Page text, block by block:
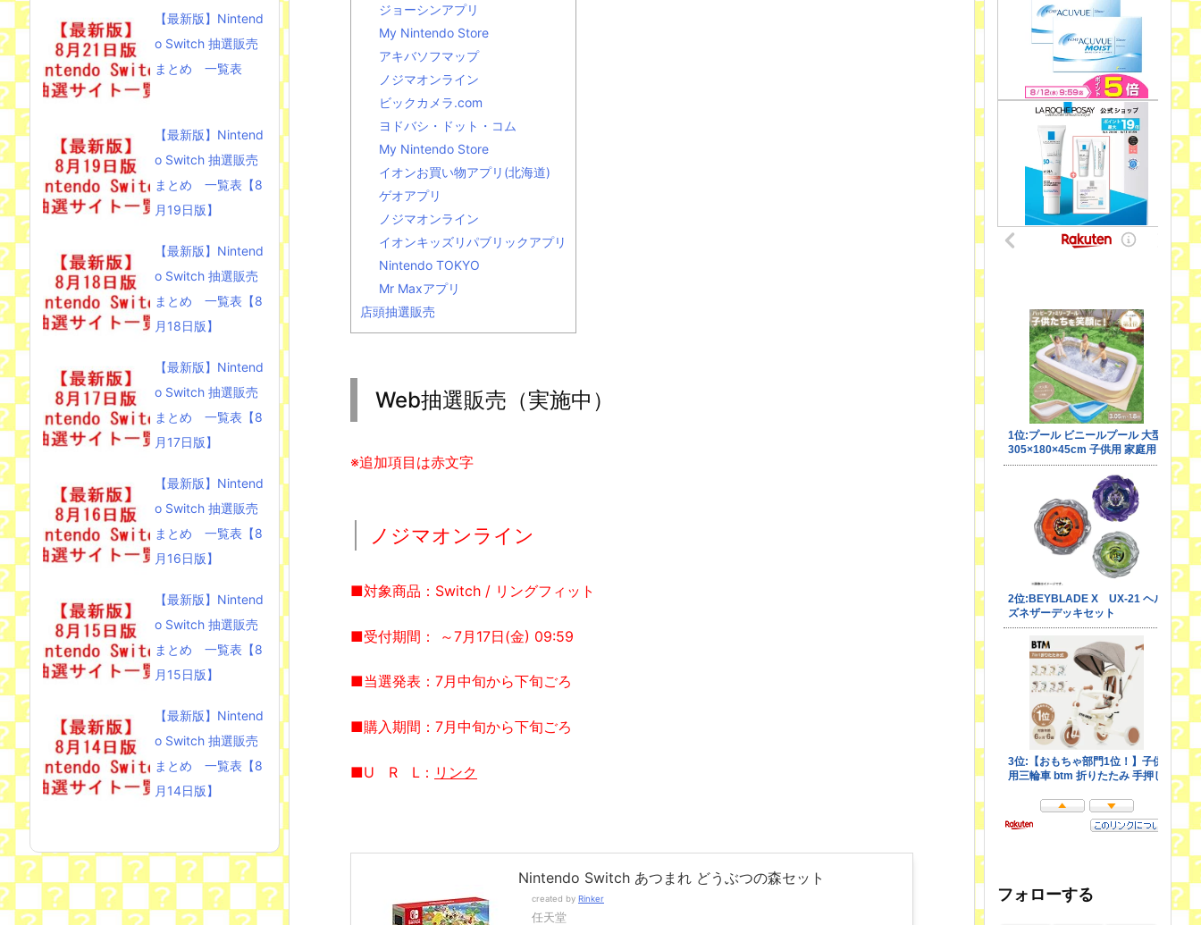
ジョーシンアプリ
My Nintendo Store
アキバソフマップ
ノジマオンライン
ビックカメラ.com
ヨドバシ・ドット・コム
My Nintendo Store
イオンお買い物アプリ(北海道)
ゲオアプリ
ノジマオンライン
イオンキッズリパブリックアプリ
Nintendo TOKYO
Mr Maxアプリ
店頭抽選販売
Web抽選販売（実施中）
※追加項目は赤文字
ノジマオンライン
■対象商品：Switch / リングフィット
■受付期間： ～7月17日(金) 09:59
■当選発表：7月中旬から下旬ごろ
■購入期間：7月中旬から下旬ごろ
■U R L： リンク
Nintendo Switch あつまれ どうぶつの森セット
created by Rinker
任天堂
【最新版】Nintend
o Switch 抽選販売
まとめ 一覧表
【最新版】Nintend
o Switch 抽選販売
まとめ 一覧表【8
月19日版】
【最新版】Nintend
o Switch 抽選販売
まとめ 一覧表【8
月18日版】
【最新版】Nintend
o Switch 抽選販売
まとめ 一覧表【8
月17日版】
【最新版】Nintend
o Switch 抽選販売
まとめ 一覧表【8
月16日版】
【最新版】Nintend
o Switch 抽選販売
まとめ 一覧表【8
月15日版】
【最新版】Nintend
o Switch 抽選販売
まとめ 一覧表【8
月14日版】
フォローする